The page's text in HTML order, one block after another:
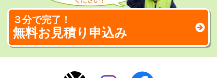
３分で完了！
無料お見積り申込み